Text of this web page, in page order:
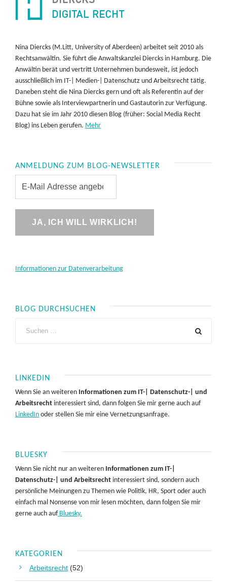
Nina Diercks (M.Litt, University of Aberdeen) arbeitet seit 2010 als
Rechtsanwältin. Sie führt die Anwaltskanzlei Diercks in Hamburg. Die
Anwältin berät und vertritt Unternehmen bundesweit, ist jedoch
ausschließlich im IT-| Medien-| Datenschutz und Arbeitsrecht tätig.
Daneben steht die Nina Diercks gern und oft als Referentin auf der
Bühne sowie als Interviewpartnerin und Gastautorin zur Verfügung.
Dazu hat sie im Jahr 2010 diesen Blog (früher: Social Media Recht
Blog) ins Leben gerufen. Mehr
ANMELDUNG ZUM BLOG-NEWSLETTER
Informationen zur Datenverarbeitung
BLOG DURCHSUCHEN
LINKEDIN
Wenn Sie an weiteren Informationen zum IT-| Datenschutz-| und
Arbeitsrecht interessiert sind, dann folgen Sie mir gerne auch auf
LinkedIn oder stellen Sie mir eine Vernetzungsanfrage.
BLUESKY
Wenn Sie nicht nur an weiteren Informationen zum IT-|
Datenschutz-| und Arbeitsrecht interessiert sind, sondern auch
persönliche Meinungen zu Themen wie Politik, HR, Sport oder auch
einfach mal Nonsense von mir lesen möchten, dann folgen Sie mir
gerne auch aufBluesky.
KATEGORIEN
Arbeitsrecht (52)